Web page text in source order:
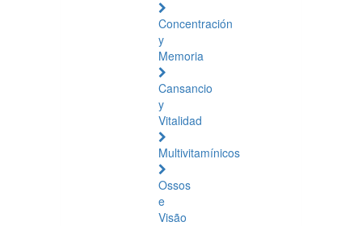
Concentración
y
Memoria
Cansancio
y
Vitalidad
Multivitamínicos
Ossos
e
Visão